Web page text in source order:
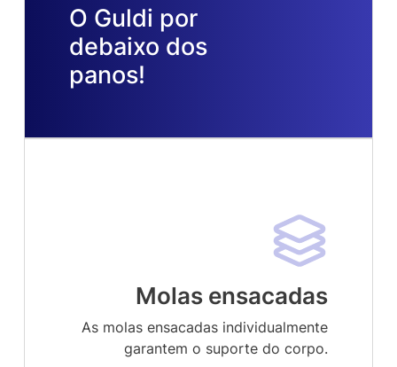
O Guldi por
debaixo dos
panos!
Molas ensacadas
As molas ensacadas individualmente
garantem o suporte do corpo.